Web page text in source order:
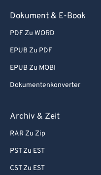
Dokument & E-Book
PDF Zu WORD
EPUB Zu PDF
EPUB Zu MOBI
Dokumentenkonverter
Archiv & Zeit
RAR Zu Zip
PST Zu EST
CST Zu EST